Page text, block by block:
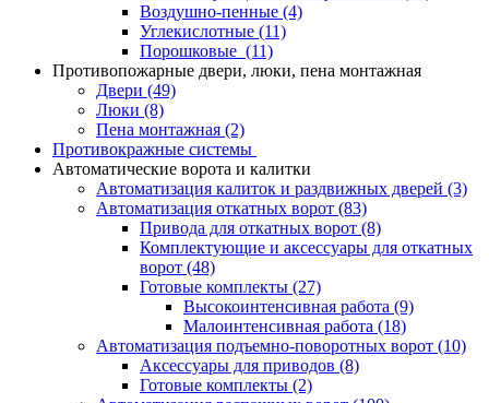
Воздушно-пенные (4)
Углекислотные (11)
Порошковые (11)
Противопожарные двери, люки, пена монтажная
Двери (49)
Люки (8)
Пена монтажная (2)
Противокражные системы
Автоматические ворота и калитки
Автоматизация калиток и раздвижных дверей (3)
Автоматизация откатных ворот (83)
Привода для откатных ворот (8)
Комплектующие и аксессуары для откатных
ворот (48)
Готовые комплекты (27)
Высокоинтенсивная работа (9)
Малоинтенсивная работа (18)
Автоматизация подъемно-поворотных ворот (10)
Аксессуары для приводов (8)
Готовые комплекты (2)